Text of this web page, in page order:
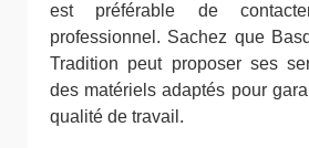
est préférable de
professionnel. Sachez que
Tradition peut proposer ses
des matériels adaptés pour
qualité de travail.